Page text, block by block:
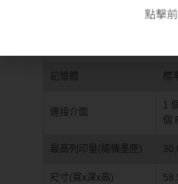
記憶體 標
連接介面
1
個
最高列印量(隨機墨匣)
尺寸(寬x深x高)
點擊